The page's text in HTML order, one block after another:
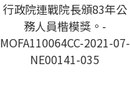
行政院連戰院長頒83年公
務人員楷模獎。-
MOFA110064CC-2021-07-
NE00141-035